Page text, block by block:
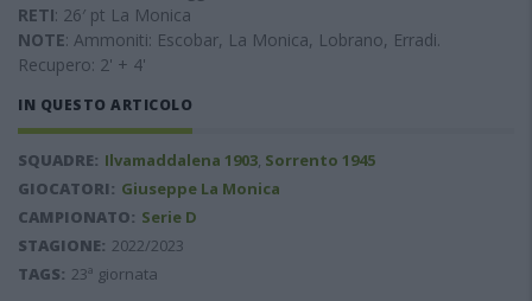
RETI: 26′ pt La Monica
NOTE: Ammoniti: Escobar, La Monica, Lobrano, Erradi.
Recupero: 2' + 4'
IN QUESTO ARTICOLO
SQUADRE: Ilvamaddalena 1903, Sorrento 1945
GIOCATORI: Giuseppe La Monica
CAMPIONATO: Serie D
STAGIONE: 2022/2023
TAGS: 23ª giornata